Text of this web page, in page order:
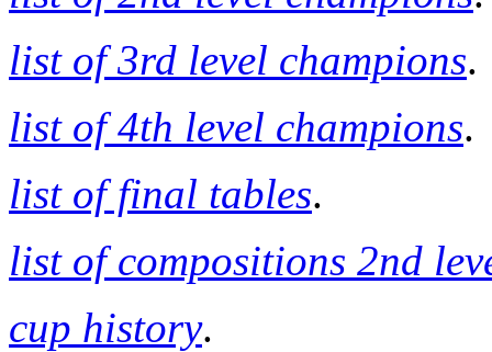
list of 3rd level champions.
list of 4th level champions.
list of final tables.
list of compositions 2nd
cup history.